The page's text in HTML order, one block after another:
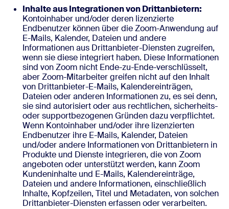
Inhalte aus Integrationen von Drittanbietern:
Kontoinhaber und/oder deren lizenzierte
Endbenutzer können über die Zoom-Anwendung auf
E-Mails, Kalender, Dateien und andere
Informationen aus Drittanbieter-Diensten zugreifen,
wenn sie diese integriert haben. Diese Informationen
sind von Zoom nicht Ende-zu-Ende-verschlüsselt,
aber Zoom-Mitarbeiter greifen nicht auf den Inhalt
von Drittanbieter-E-Mails, Kalendereinträgen,
Dateien oder anderen Informationen zu, es sei denn,
sie sind autorisiert oder aus rechtlichen, sicherheits-
oder supportbezogenen Gründen dazu verpflichtet.
Wenn Kontoinhaber und/oder ihre lizenzierten
Endbenutzer ihre E-Mails, Kalender, Dateien
und/oder andere Informationen von Drittanbietern in
Produkte und Dienste integrieren, die von Zoom
angeboten oder unterstützt werden, kann Zoom
Kundeninhalte und E-Mails, Kalendereinträge,
Dateien und andere Informationen, einschließlich
Inhalte, Kopfzeilen, Titel und Metadaten, von solchen
Drittanbieter-Diensten erfassen oder verarbeiten.